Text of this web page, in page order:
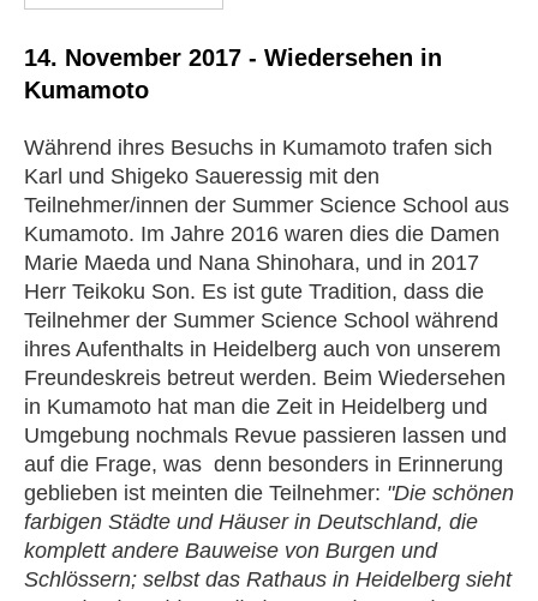
14. November 2017 - Wiedersehen in
Kumamoto
Während ihres Besuchs in Kumamoto trafen sich
Karl und Shigeko Saueressig mit den
Teilnehmer/innen der Summer Science School aus
Kumamoto. Im Jahre 2016 waren dies die Damen
Marie Maeda und Nana Shinohara, und in 2017
Herr Teikoku Son. Es ist gute Tradition, dass die
Teilnehmer der Summer Science School während
ihres Aufenthalts in Heidelberg auch von unserem
Freundeskreis betreut werden. Beim Wiedersehen
in Kumamoto hat man die Zeit in Heidelberg und
Umgebung nochmals Revue passieren lassen und
auf die Frage, was denn besonders in Erinnerung
geblieben ist meinten die Teilnehmer: "Die schönen
farbigen Städte und Häuser in Deutschland, die
komplett andere Bauweise von Burgen und
Schlössern; selbst das Rathaus in Heidelberg sieht